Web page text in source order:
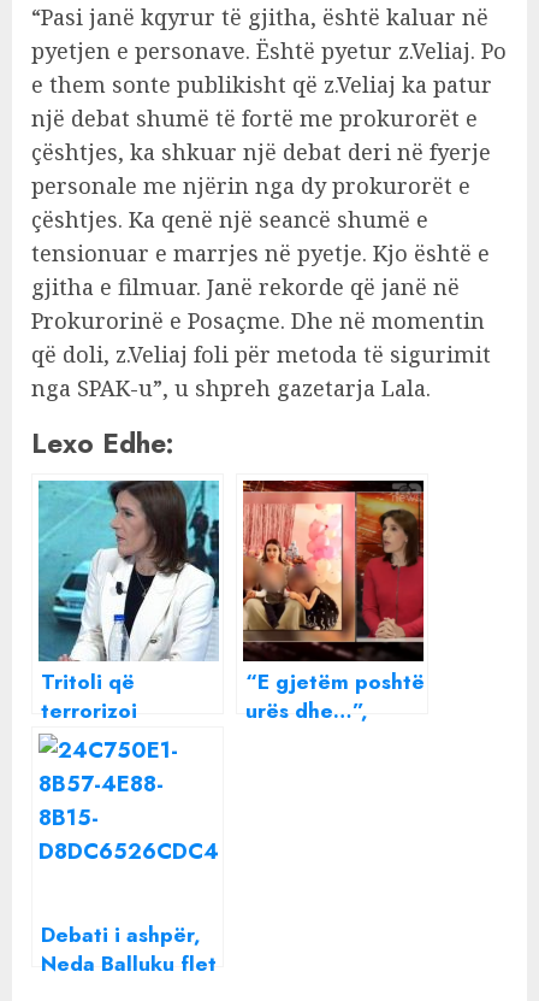
“Pasi janë kqyrur të gjitha, është kaluar në
pyetjen e personave. Është pyetur z.Veliaj. Po
e them sonte publikisht që z.Veliaj ka patur
një debat shumë të fortë me prokurorët e
çështjes, ka shkuar një debat deri në fyerje
personale me njërin nga dy prokurorët e
çështjes. Ka qenë një seancë shumë e
tensionuar e marrjes në pyetje. Kjo është e
gjitha e filmuar. Janë rekorde që janë në
Prokurorinë e Posaçme. Dhe në momentin
që doli, z.Veliaj foli për metoda të sigurimit
nga SPAK-u”, u shpreh gazetarja Lala.
Lexo Edhe:
Tritoli që
terrorizoi
Sarandën,
zbulon detaje
tronditëse. Kush
po kërcënon
“E gjetëm poshtë
urës dhe…”,
Debati i ashpër,
Neda Balluku flet